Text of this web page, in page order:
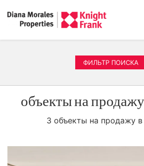
ФИЛЬТР ПОИСКА
объекты на
3 объекты на продажу в